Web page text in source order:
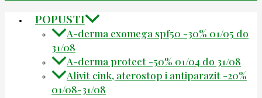
POPUSTI
A-derma exomega spf50 -30% 01/05 do
31/08
A-derma protect -50% 01/04 do 31/08
Alivit cink, aterostop i antiparazit -20%
01/08-31/08